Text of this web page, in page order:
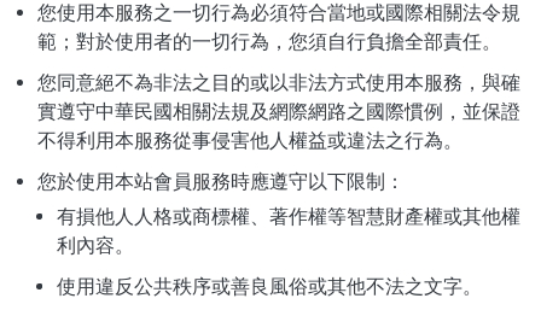
您使用本服務之一切行為必須符合當地或國際相關法令規
範；對於使用者的一切行為，您須自行負擔全部責任。
您同意絕不為非法之目的或以非法方式使用本服務，與確
實遵守中華民國相關法規及網際網路之國際慣例，並保證
不得利用本服務從事侵害他人權益或違法之行為。
您於使用本站會員服務時應遵守以下限制：
有損他人人格或商標權、著作權等智慧財產權或其他權
利內容。
使用違反公共秩序或善良風俗或其他不法之文字。